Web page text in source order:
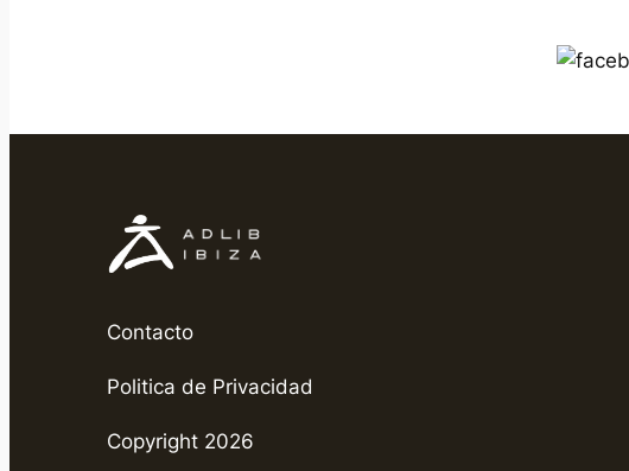
Contacto
Politica de Privacidad
Copyright 2026